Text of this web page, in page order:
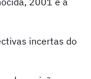
incertas do